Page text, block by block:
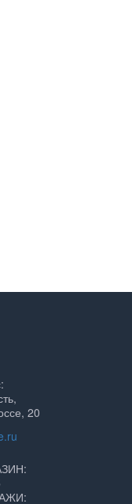
20